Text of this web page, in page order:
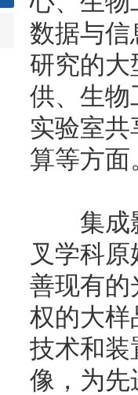
数据与信
研究的大
供、生物
实验室
算等
集成影
叉学科
善现有的
权的大样
技术和装
像，为先